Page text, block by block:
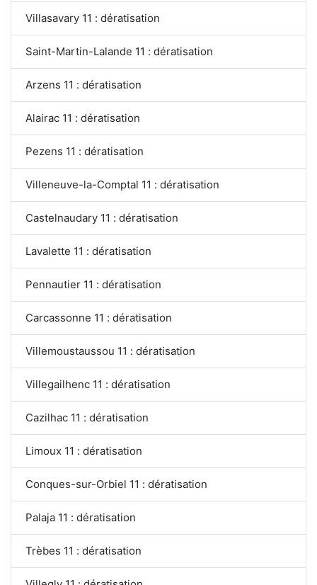
Villasavary 11 : dératisation
Saint-Martin-Lalande 11 : dératisation
Arzens 11 : dératisation
Alairac 11 : dératisation
Pezens 11 : dératisation
Villeneuve-la-Comptal 11 : dératisation
Castelnaudary 11 : dératisation
Lavalette 11 : dératisation
Pennautier 11 : dératisation
Carcassonne 11 : dératisation
Villemoustaussou 11 : dératisation
Villegailhenc 11 : dératisation
Cazilhac 11 : dératisation
Limoux 11 : dératisation
Conques-sur-Orbiel 11 : dératisation
Palaja 11 : dératisation
Trèbes 11 : dératisation